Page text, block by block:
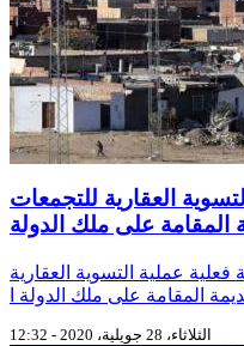
العقارية للتجمعات
المقامة على ملك الدولة
فعلية عملية التسوية العقارية
الثلاثاء، 28 جويلية، 2020 - 12:32